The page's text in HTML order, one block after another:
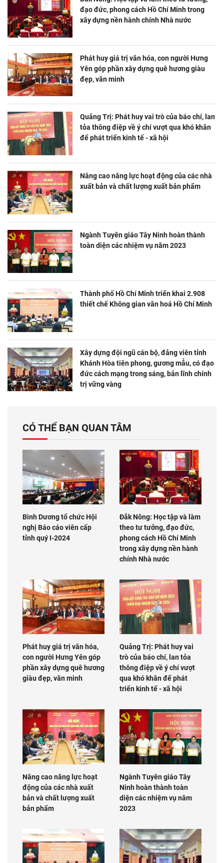
đạo đức, phong cách Hồ Chí Minh trong
xây dựng nền hành chính Nhà nước
Phát huy giá trị văn hóa, con người Hưng
Yên góp phần xây dựng quê hương giàu
đẹp, văn minh
Quảng Trị: Phát huy vai trò của báo chí, lan
tỏa thông điệp về ý chí vượt qua khó khăn
để phát triển kinh tế - xã hội
Nâng cao năng lực hoạt động của các nhà
xuất bản và chất lượng xuất bản phẩm
Ngành Tuyên giáo Tây Ninh hoàn thành
toàn diện các nhiệm vụ năm 2023
Thành phố Hồ Chí Minh triển khai 2.908
thiết chế Không gian văn hoá Hồ Chí Minh
Xây dựng đội ngũ cán bộ, đảng viên tỉnh
Khánh Hòa tiên phong, gương mẫu, có đạo
đức cách mạng trong sáng, bản lĩnh chính
trị vững vàng
CÓ THỂ BẠN QUAN TÂM
Bình Dương tổ chức Hội
nghị Báo cáo viên cấp
tỉnh quý I-2024
Đắk Nông: Học tập và làm
theo tư tưởng, đạo đức,
phong cách Hồ Chí Minh
trong xây dựng nền hành
chính Nhà nước
Phát huy giá trị văn hóa,
con người Hưng Yên góp
phần xây dựng quê hương
giàu đẹp, văn minh
Quảng Trị: Phát huy vai
trò của báo chí, lan tỏa
thông điệp về ý chí vượt
qua khó khăn để phát
triển kinh tế - xã hội
Nâng cao năng lực hoạt
động của các nhà xuất
bản và chất lượng xuất
bản phẩm
Ngành Tuyên giáo Tây
Ninh hoàn thành toàn
diện các nhiệm vụ năm
2023